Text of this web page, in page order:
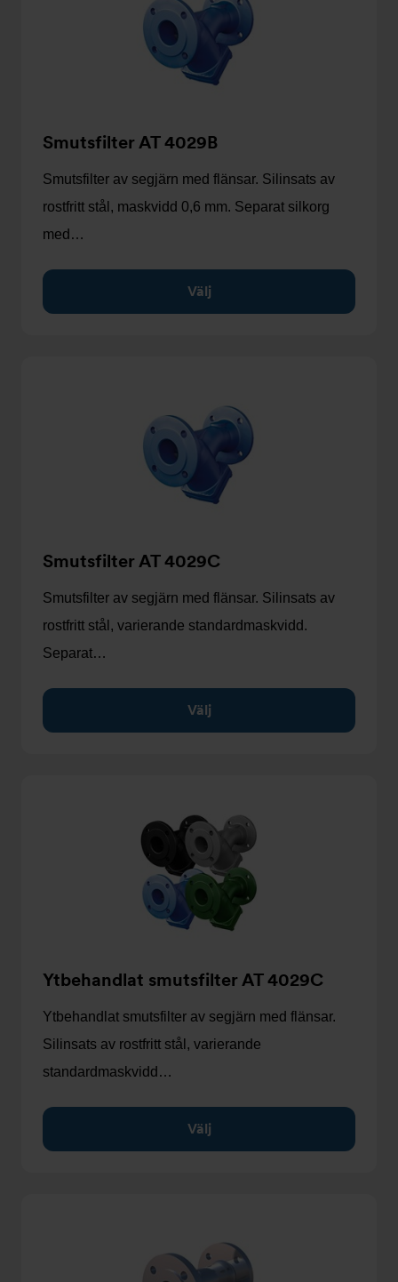
Smutsfilter AT 4029B
Smutsfilter av segjärn med flänsar. Silinsats av
rostfritt stål, maskvidd 0,6 mm. Separat silkorg
med…
Välj
Smutsfilter AT 4029C
Smutsfilter av segjärn med flänsar. Silinsats av
rostfritt stål, varierande standardmaskvidd.
Separat…
Välj
Ytbehandlat smutsfilter AT 4029C
Ytbehandlat smutsfilter av segjärn med flänsar.
Silinsats av rostfritt stål, varierande
standardmaskvidd…
Välj